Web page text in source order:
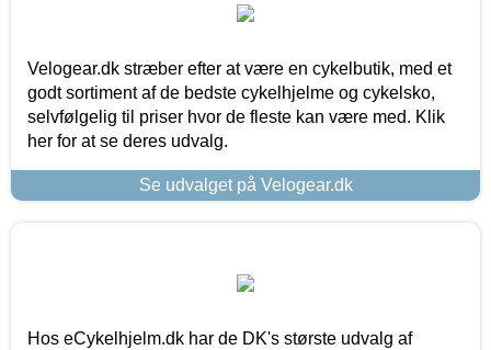
Velogear.dk stræber efter at være en cykelbutik, med et
godt sortiment af de bedste cykelhjelme og cykelsko,
selvfølgelig til priser hvor de fleste kan være med. Klik
her for at se deres udvalg.
Se udvalget på Velogear.dk
Hos eCykelhjelm.dk har de DK's største udvalg af